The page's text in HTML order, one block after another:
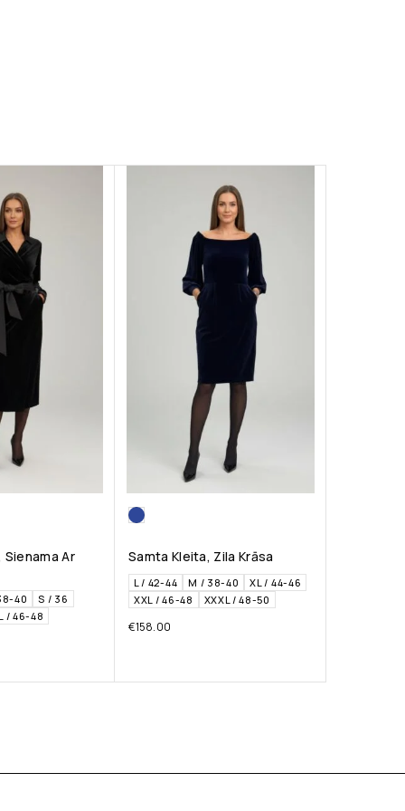
Sienama Ar
40
S / 36
/ 46-48
Samta Kleita, Zila Krāsa
L / 42-44 M / 38-40
XL / 44-46
XXL / 46-48
XXXL / 48-50
€158.00